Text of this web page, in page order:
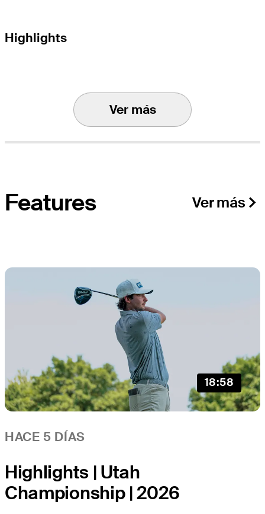
Highlights
Ver más
Features Ver más
18:58
HACE 5 DÍAS
Highlights | Utah
Championship | 2026